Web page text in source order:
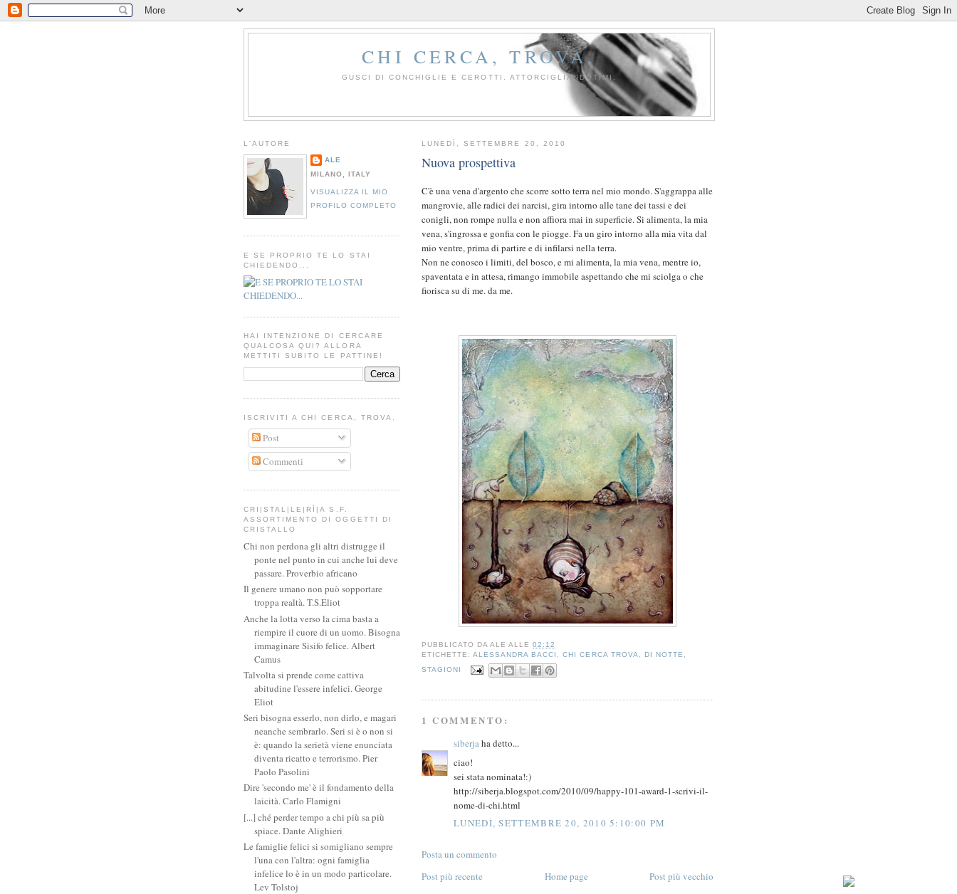
CHI CERCA, TROVA.
GUSCI DI CONCHIGLIE E CEROTTI. ATTORCIGLIANDOTIMI.
LUNEDÌ, SETTEMBRE 20, 2010
Nuova prospettiva
C'è una vena d'argento che scorre sotto terra nel mio mondo. S'aggrappa alle
mangrovie, alle radici dei narcisi, gira intorno alle tane dei tassi e dei
conigli, non rompe nulla e non affiora mai in superficie. Si alimenta, la mia
vena, s'ingrossa e gonfia con le piogge. Fa un giro intorno alla mia vita dal
mio ventre, prima di partire e di infilarsi nella terra.
Non ne conosco i limiti, del bosco, e mi alimenta, la mia vena, mentre io,
spaventata e in attesa, rimango immobile aspettando che mi sciolga o che
fiorisca su di me. da me.
PUBBLICATO DAALE ALLE02:12
ETICHETTE:ALESSANDRA BACCI ,CHI CERCA TROVA DI NOTTE
STAGIONI
1 COMMENTO:
siberjaha detto...
ciao!
sei stata nominata!:)
http://siberja.blogspot.com/2010/09/happy-101-award-1-scrivi-il-
nome-di-chi.html
LUNEDÌ, SETTEMBRE 20, 2010 5:10:00 PM
Posta un commento
Post più recente
Post più vecchio
Home page
L'AUTORE
ALE
MILANO, ITALY
VISUALIZZA IL MIO
PROFILO COMPLETO
E SE PROPRIO TE LO STAI
CHIEDENDO...
HAI INTENZIONE DI CERCARE
QUALCOSA QUI? ALLORA
METTITI SUBITO LE PATTINE!
ISCRIVITI A CHI CERCA, TROVA.
Post
Commenti
CRI|STAL|LE|RÌ|A S.F.
ASSORTIMENTO DI OGGETTI DI
CRISTALLO
Chi non perdona gli altri distrugge il
ponte nel punto in cui anche lui deve
passare. Proverbio africano
Il genere umano non può sopportare
troppa realtà. T.S.Eliot
Anche la lotta verso la cima basta a
riempire il cuore di un uomo. Bisogna
immaginare Sisifo felice. Albert
Camus
Talvolta si prende come cattiva
abitudine l'essere infelici. George
Eliot
Seri bisogna esserlo, non dirlo, e magari
neanche sembrarlo. Seri si è o non si
è: quando la serietà viene enunciata
diventa ricatto e terrorismo. Pier
Paolo Pasolini
Dire 'secondo me' è il fondamento della
laicità. Carlo Flamigni
[...] ché perder tempo a chi più sa più
spiace. Dante Alighieri
Le famiglie felici si somigliano sempre
l'una con l'altra: ogni famiglia
infelice lo è in un modo particolare.
Lev Tolstoj